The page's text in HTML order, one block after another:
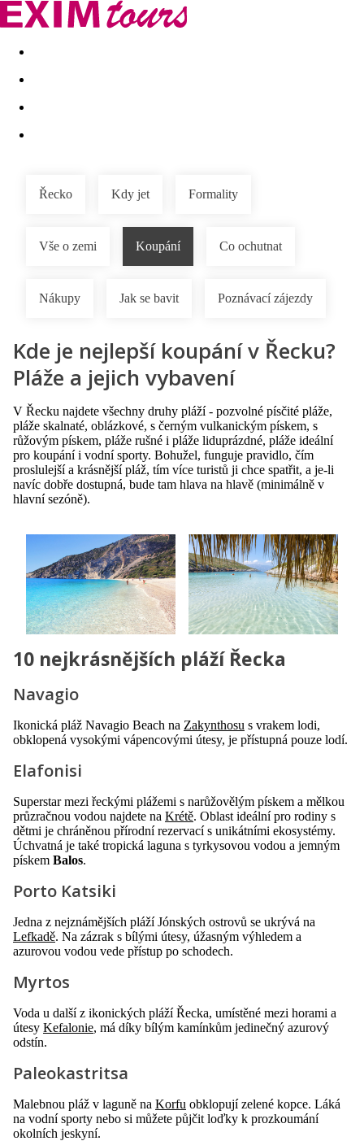
Akční nabídky Last minute
Řecko Kdy jet Formality
Vše o zemi Koupání Co ochutnat
Nákupy Jak se bavit Poznávací zájezdy
Kde je nejlepší koupání v Řecku?
Pláže a jejich vybavení
V Řecku najdete všechny druhy pláží - pozvolné písčité pláže,
pláže skalnaté, oblázkové, s černým vulkanickým pískem, s
růžovým pískem, pláže rušné i pláže liduprázdné, pláže ideální
pro koupání i vodní sporty. Bohužel, funguje pravidlo, čím
proslulejší a krásnější pláž, tím více turistů ji chce spatřit, a je-li
navíc dobře dostupná, bude tam hlava na hlavě (minimálně v
hlavní sezóně).
10 nejkrásnějších pláží Řecka
Navagio
Ikonická pláž Navagio Beach na Zakynthosu s vrakem lodi,
obklopená vysokými vápencovými útesy, je přístupná pouze lodí.
Elafonisi
Superstar mezi řeckými plážemi s narůžovělým pískem a mělkou
průzračnou vodou najdete na Krétě. Oblast ideální pro rodiny s
dětmi je chráněnou přírodní rezervací s unikátními ekosystémy.
Úchvatná je také tropická laguna s tyrkysovou vodou a jemným
pískem Balos.
Porto Katsiki
Jedna z nejznámějších pláží Jónských ostrovů se ukrývá na
Lefkadě. Na zázrak s bílými útesy, úžasným výhledem a
azurovou vodou vede přístup po schodech.
Myrtos
Voda u další z ikonických pláží Řecka, umístěné mezi horami a
útesy Kefalonie, má díky bílým kamínkům jedinečný azurový
odstín.
Paleokastritsa
Malebnou pláž v laguně na Korfu obklopují zelené kopce. Láká
na vodní sporty nebo si můžete půjčit loďky k prozkoumání
okolních jeskyní.